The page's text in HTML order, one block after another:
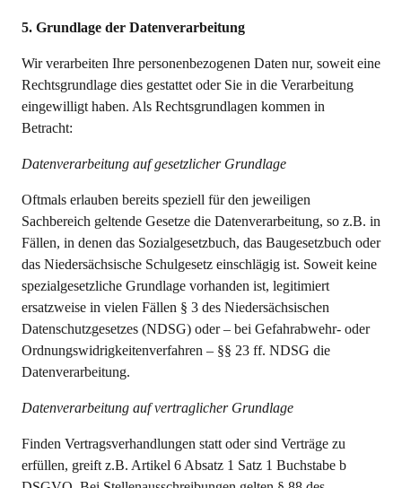
5. Grundlage der Datenverarbeitung
Wir verarbeiten Ihre personenbezogenen Daten nur, soweit eine
Rechtsgrundlage dies gestattet oder Sie in die Verarbeitung
eingewilligt haben. Als Rechtsgrundlagen kommen in
Betracht:
Datenverarbeitung auf gesetzlicher Grundlage
Oftmals erlauben bereits speziell für den jeweiligen
Sachbereich geltende Gesetze die Datenverarbeitung, so z.B. in
Fällen, in denen das Sozialgesetzbuch, das Baugesetzbuch oder
das Niedersächsische Schulgesetz einschlägig ist. Soweit keine
spezialgesetzliche Grundlage vorhanden ist, legitimiert
ersatzweise in vielen Fällen § 3 des Niedersächsischen
Datenschutzgesetzes (NDSG) oder – bei Gefahrabwehr- oder
Ordnungswidrigkeitenverfahren – §§ 23 ff. NDSG die
Datenverarbeitung.
Datenverarbeitung auf vertraglicher Grundlage
Finden Vertragsverhandlungen statt oder sind Verträge zu
erfüllen, greift z.B. Artikel 6 Absatz 1 Satz 1 Buchstabe b